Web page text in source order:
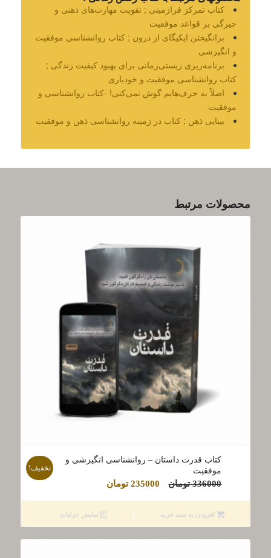
کتاب تمرکز فرازمینی ; تقویت مهارت‌های ذهنی و
چیرگی بر قواعد موفقیت
برانگیختن ایکیگای از درون ; کتاب روانشناسی موفقیت
و انگیزشی
برنامه‌ریزی زیستی‌زمانی‌‌ برای بهبود کیفیت زندگی‌ ;
کتاب روانشناسی موفقیت و خودیاری
اصلاً به حرف‌هایم گوش نمی‌کنی! -کتاب روانشناسی و
موفقیت
بینایی ذهن ; کتاب در زمینه روانشناسی ذهن و موفقیت
محصولات مرتبط
کتاب قدرت داستان – روانشناسی انگیزشی و
موفقیت
336000 تومان
قیمت
336000 تومان
بود.
235000 تومانقیمت
235000 تومان
است.
تخفیف!
افزودن به سبد خرید نمایش جزئیات